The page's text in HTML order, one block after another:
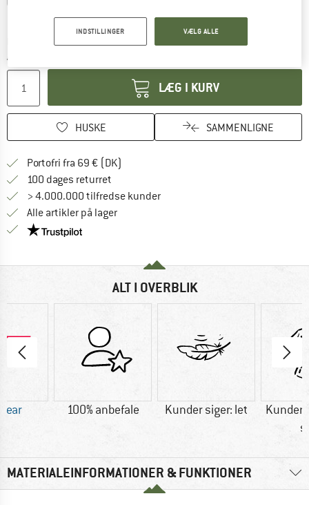
Størrelsestabel
Leveringstid: 4-6 arbejdsdage
Antal:
LÆG I KURV
HUSKE SAMMENLIGNE
Portofri fra 69 € (DK)
100 dages returret
> 4.000.000 tilfredse kunder
Alle artikler på lager
Vi er Trustpilot-certificeret - oplysningerne får du
ALT I OVERBLIK
100% anbefale Kunder siger: let
Kunder
MATERIALEINFORMATIONER & FUNKTIONER
INDSTILLINGER VÆLG ALLE